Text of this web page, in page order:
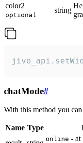
color2
optional
string
chatMode#
With this method you
Name Type
online - at